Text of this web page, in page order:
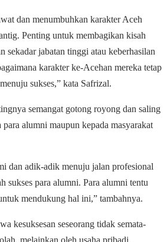
dan menumbuhkan karakter Aceh
Penting untuk membagikan kisah
sekadar jabatan tinggi atau keberhasilan
karakter ke-Acehan mereka tetap
sukses,” kata Safrizal.
semangat gotong royong dan saling
alumni maupun kepada masyarakat
dan adik-adik menuju jalan profesional
sukses para alumni. Para alumni tentu
mendukung hal ini,” tambahnya.
kesuksesan seseorang tidak semata-